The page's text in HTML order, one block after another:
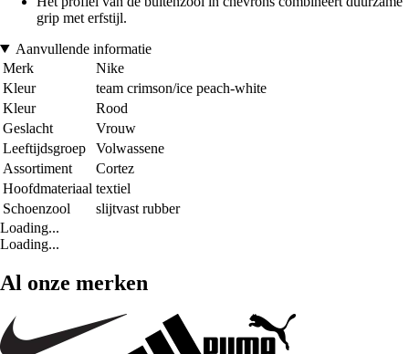
grip met erfstijl.
Aanvullende informatie
Merk
Nike
Kleur
team crimson/ice peach-white
Kleur
Rood
Geslacht
Vrouw
Leeftijdsgroep
Volwassene
Assortiment
Cortez
Hoofdmateriaal textiel
Schoenzool
slijtvast rubber
Loading...
Loading...
Al onze merken